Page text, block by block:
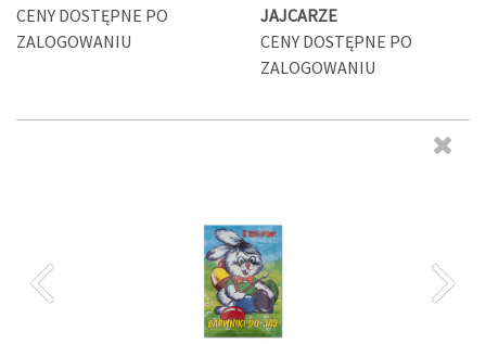
CENY DOSTĘPNE PO
ZALOGOWANIU
JAJCARZE
CENY DOSTĘPNE PO
ZALOGOWANIU